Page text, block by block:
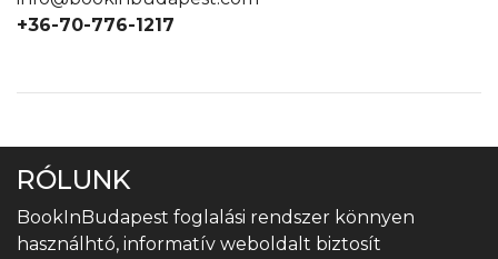
+36-70-776-1217
RÓLUNK
BookInBudapest foglalási rendszer könnyen
használhtó, informatív weboldalt biztosít